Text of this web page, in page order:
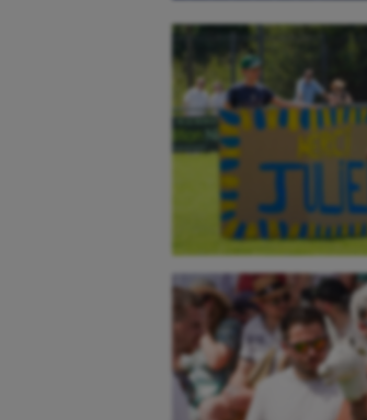
Aéronautique